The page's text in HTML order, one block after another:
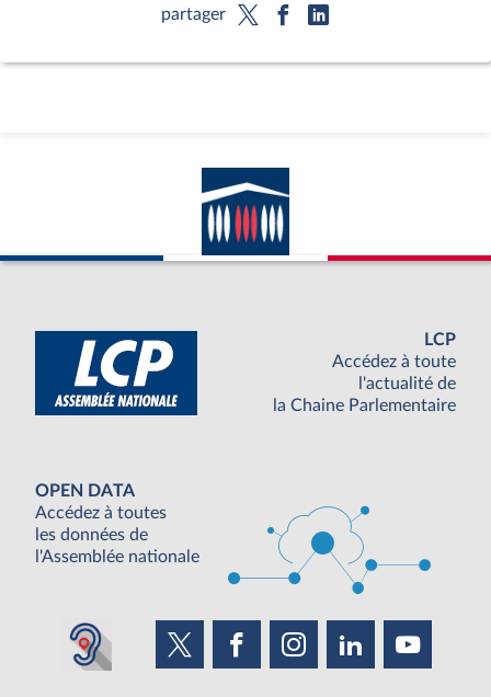
partager
LCP
Accédez à toute
l'actualité de
la Chaine Parlementaire
OPEN DATA
Accédez à toutes
les données de
l'Assemblée nationale